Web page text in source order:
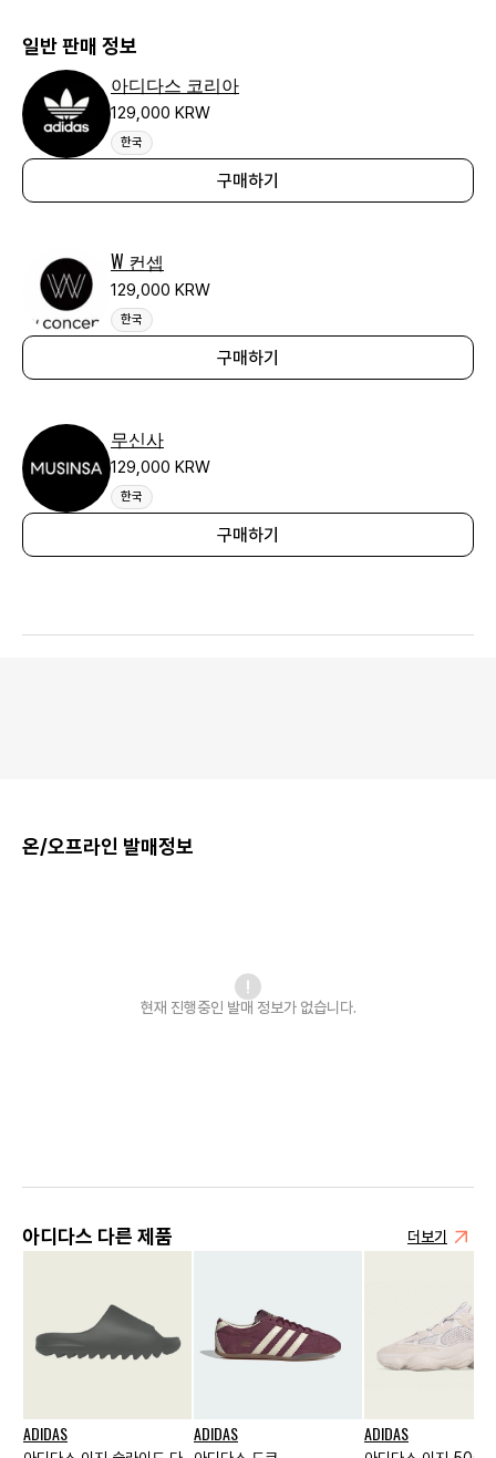
일반 판매 정보
아디다스 코리아
129,000 KRW
한국
구매하기
W 컨셉
129,000 KRW
한국
구매하기
무신사
129,000 KRW
한국
구매하기
온/오프라인 발매정보
현재 진행중인 발매 정보가 없습니다.
아디다스 다른 제품 더보기
ADIDAS ADIDAS ADIDAS